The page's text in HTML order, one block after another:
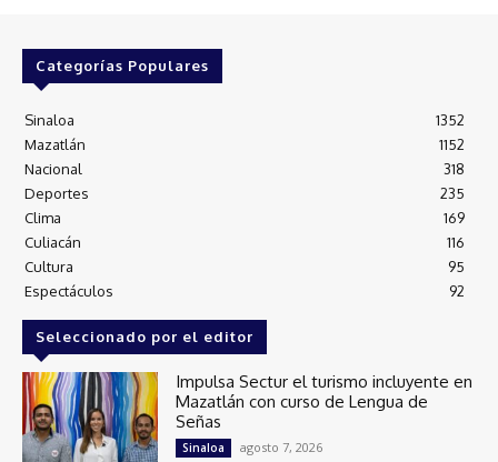
Categorías Populares
Sinaloa
1352
Mazatlán
1152
Nacional
318
Deportes
235
Clima
169
Culiacán
116
Cultura
95
Espectáculos
92
Seleccionado por el editor
Impulsa Sectur el turismo incluyente en
Mazatlán con curso de Lengua de
Señas
Sinaloa agosto 7, 2026